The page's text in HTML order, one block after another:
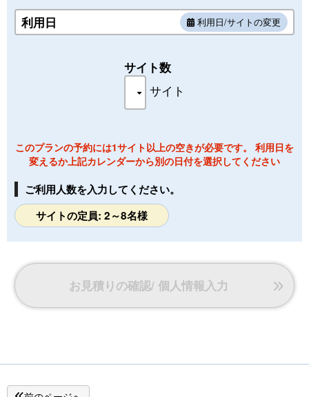
利用日 利用日/サイトの変更
サイト数
サイト
このプランの予約には1サイト以上の空きが必要です。 利用日を
変えるか上記カレンダーから別の日付を選択してください
ご利用人数を入力してください。
サイトの定員: 2～8名様
お見積りの確認/ 個人情報入力